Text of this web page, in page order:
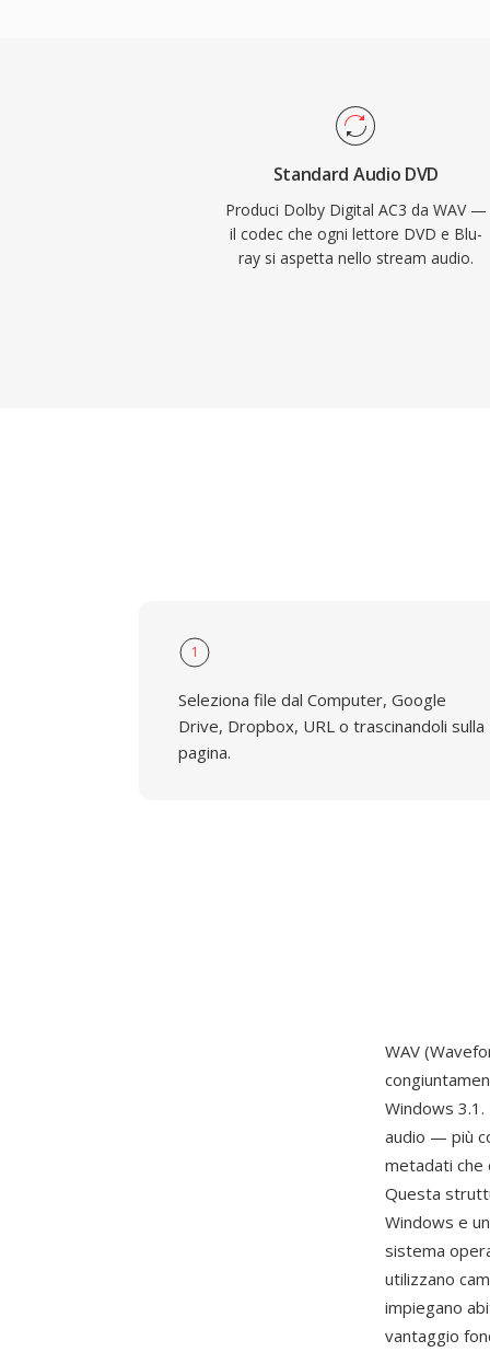
dedicato, ideale per contenuti
L&#039;ampio supporto hardware nei
garantisce una riproduzione affidabile di
base installata di elettronica di consumo.
Standard Audio DVD
Produci Dolby Digital AC3 da WAV —
il codec che ogni lettore DVD e Blu-
ray si aspetta nello stream audio.
1
Seleziona file dal Computer, Google
Drive, Dropbox, URL o trascinandoli sulla
pagina.
WAV
Windows
audio — più
metadati che
Questa
Windows e
sistema
utilizzano
impiegano
vantaggio